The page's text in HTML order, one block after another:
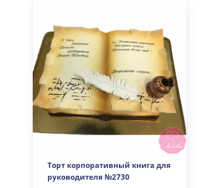
Торт корпоративный книга для
руководителя №2730